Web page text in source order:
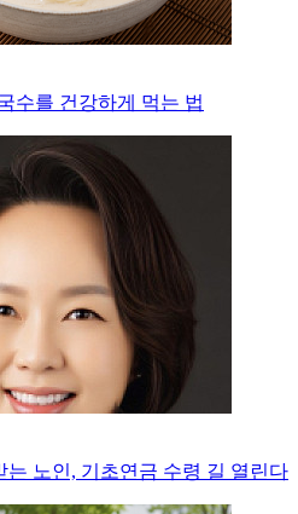
수를 건강하게 먹는 법
는 노인, 기초연금 수령 길 열린다